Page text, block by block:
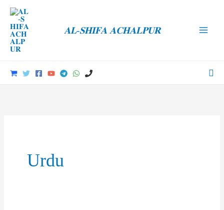
content
𝐀𝐋-𝐒𝐇𝐈𝐅𝐀 𝐀𝐂𝐇𝐀𝐋𝐏𝐔𝐑
Urdu